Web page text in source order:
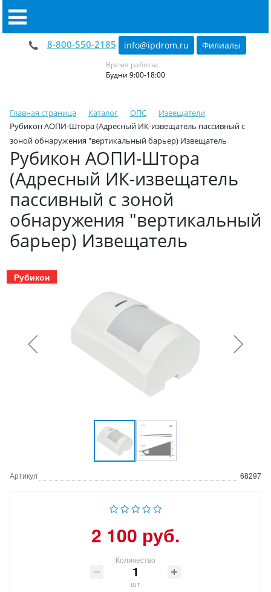
8-800-550-2185 info@ipdrom.ru Филиалы
Время работы:
Будни 9:00-18:00
Главная страница Каталог ОПС
Извещатели
Рубикон АОПИ-Штора (Адресный ИК-извещатель пассивный с
зоной обнаружения "вертикальный барьер) Извещатель
Рубикон АОПИ-Штора
(Адресный ИК-извещатель
пассивный с зоной
обнаружения "вертикальный
барьер) Извещатель
Рубикон
Артикул 68297
2 100 руб.
Количество
шт